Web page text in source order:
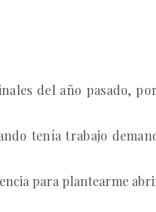
del año pasado,
tenía trabajo
para plantearme